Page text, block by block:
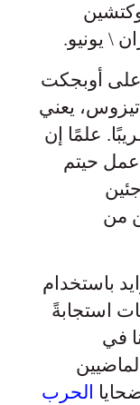
على أوبجكت
عملة تيزوس، يعني
تقريبًا. علمًا إن
عمل حيتم
من
باستخدام
استجابةً
في
الحرب